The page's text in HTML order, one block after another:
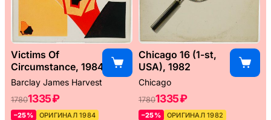
Victims Of
Circumstance, 1984
Barclay James Harvest
17801335 ₽
–25%
ОРИГИНАЛ 1984
Chicago 16 (1-st,
USA), 1982
Chicago
17801335 ₽
–25% ОРИГИНАЛ 1982